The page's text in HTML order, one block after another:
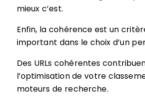
mieux c’est.
Enfin, la cohérence est un
important dans le choix d’un
Des URLs cohérentes
l’optimisation de votre
moteurs de recherche.